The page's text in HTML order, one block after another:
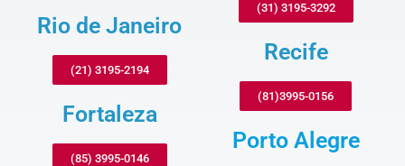
Rio de Janeiro
(21) 3195-2194
Fortaleza
(85) 3995-0146
(31) 3195-3292
Recife
(81)3995-0156
Porto Alegre